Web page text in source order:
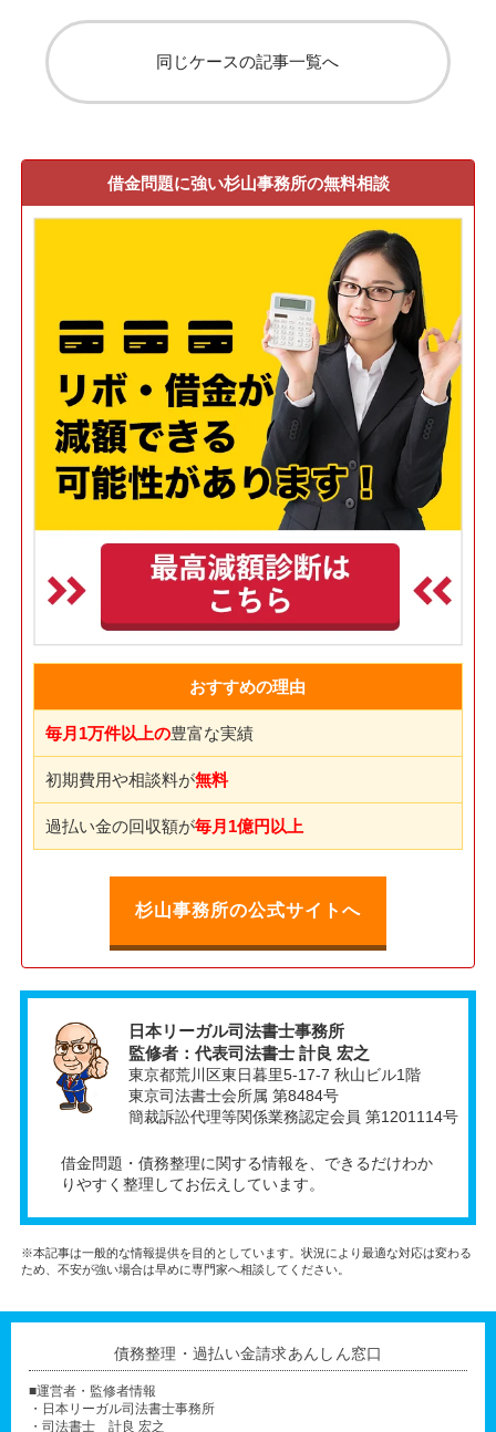
同じケースの記事一覧へ
借金問題に強い杉山事務所の無料相談
おすすめの理由
毎月1万件以上の豊富な実績
初期費用や相談料が無料
過払い金の回収額が毎月1億円以上
杉山事務所の公式サイトへ
日本リーガル司法書士事務所
監修者：代表司法書士 計良 宏之
東京都荒川区東日暮里5-17-7 秋山ビル1階
東京司法書士会所属 第8484号
簡裁訴訟代理等関係業務認定会員 第1201114号
借金問題・債務整理に関する情報を、できるだけわか
りやすく整理してお伝えしています。
※本記事は一般的な情報提供を目的としています。状況により最適な対応は変わる
ため、不安が強い場合は早めに専門家へ相談してください。
債務整理・過払い金請求あんしん窓口
■運営者・監修者情報
・日本リーガル司法書士事務所
・司法書士 計良 宏之